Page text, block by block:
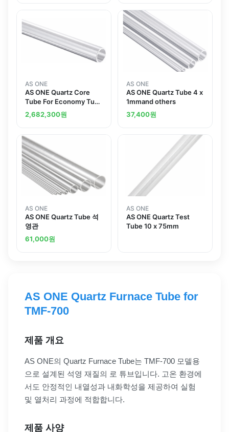
AS ONE
AS ONE Quartz Core
Tube For Economy Tube
Electric Furnace For
ROM and others
2,682,300원
AS ONE
AS ONE Quartz Tube 4 x
1mmand others
37,400원
AS ONE
AS ONE Quartz Tube 석
영관
61,000원
AS ONE
AS ONE Quartz Test
Tube 10 x 75mm
AS ONE Quartz Furnace Tube for
TMF-700
제품 개요
AS ONE의 Quartz Furnace Tube는 TMF-700 모델용
으로 설계된 석영 재질의 로 튜브입니다. 고온 환경에
서도 안정적인 내열성과 내화학성을 제공하여 실험
및 열처리 과정에 적합합니다.
제품 사양